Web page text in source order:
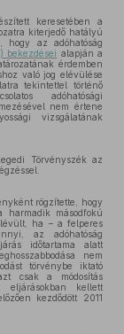
keresetében a
kiterjedő hatályú
hogy az adóhatóság
bekezdései alapján a
érdemben
való jog elévülése
tekintettel történő
adóhatósági
nem értene
vizsgálatának
Törvényszék az
rögzítette, hogy
harmadik másodfokú
ha – a felperes
az adóhatóság
időtartama alatt
nem
törvénybe iktató
csak a módosítás
kellett
kezdődött 2011